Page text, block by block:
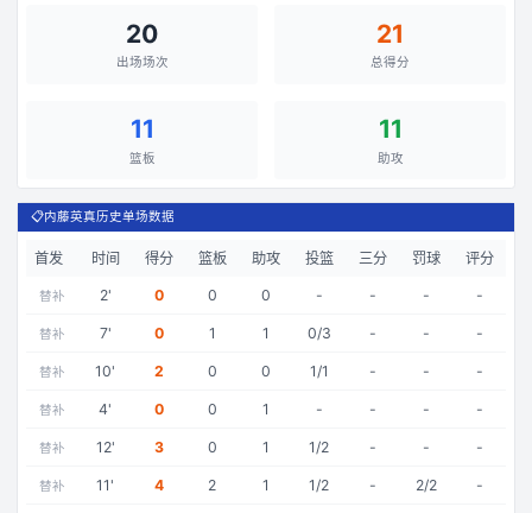
20
出场场次
21
总得分
11
篮板
11
助攻
📋内藤英真历史单场数据
首发 时间 得分 篮板 助攻 投篮 三分 罚球 评分
替补 2' 0 0 0 - - - -
替补 7' 0 1 1 0/3 - - -
替补 10' 2 0 0 1/1 - - -
替补 4' 0 0 1 - - - -
替补 12' 3 0 1 1/2 - - -
替补 11' 4 2 1 1/2 - 2/2 -